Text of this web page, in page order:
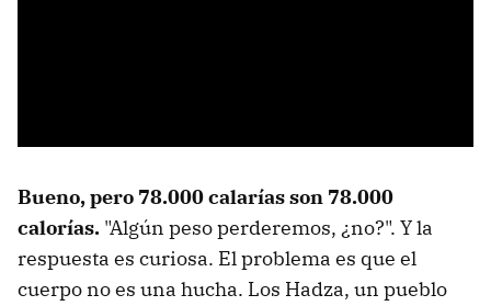
Bueno, pero 78.000 calarías son 78.000
calorías. "Algún peso perderemos, ¿no?". Y la
respuesta es curiosa. El problema es que el
cuerpo no es una hucha. Los Hadza, un pueblo